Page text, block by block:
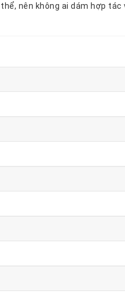
nên không ai dám hợp
yếu tàn tật của nhà nhọ
anh nở nụ cười hứng thú,
cũng
nói, người đó, hành
người này là đối tượng